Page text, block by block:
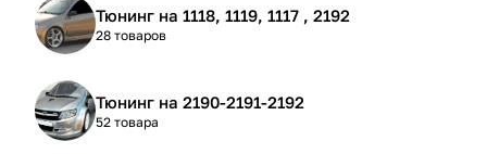
Тюнинг на 1118, 1119, 1117 , 2192
28 товаров
Тюнинг на 2190-2191-2192
52 товара